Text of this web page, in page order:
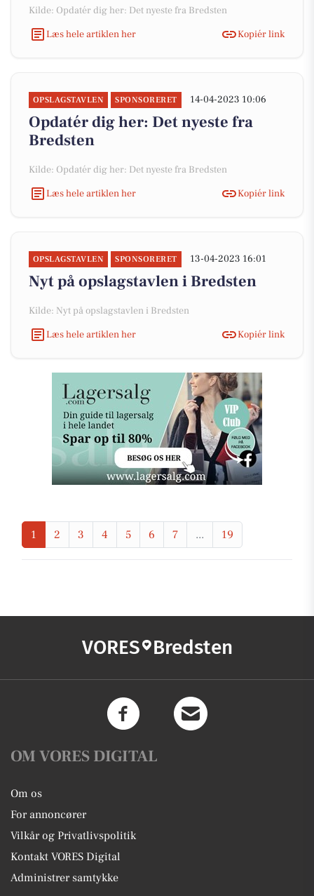
Kilde: Opdatér dig her: Det nyeste fra Bredsten
Læs hele artiklen her
Kopiér link
OPSLAGSTAVLEN SPONSORERET 14-04-2023 10:06
Opdatér dig her: Det nyeste fra
Bredsten
Kilde: Opdatér dig her: Det nyeste fra Bredsten
Læs hele artiklen her
Kopiér link
OPSLAGSTAVLEN SPONSORERET 13-04-2023 16:01
Nyt på opslagstavlen i Bredsten
Kilde: Nyt på opslagstavlen i Bredsten
Læs hele artiklen her
Kopiér link
1 2 3 4 5 6 7 ... 19
VORES Bredsten
OM VORES DIGITAL
Om os
For annoncører
Vilkår og Privatlivspolitik
Kontakt VORES Digital
Administrer samtykke